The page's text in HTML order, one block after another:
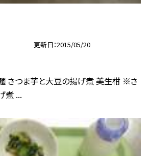
更新日 2015/05/20
さつま芋と大豆の揚げ煮 美生柑 ※さ
煮 ...